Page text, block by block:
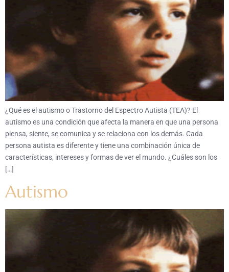
¿Qué es el autismo o Trastorno del Espectro Autista (TEA)? El
autismo es una condición que afecta la manera en que una persona
piensa, siente, se comunica y se relaciona con los demás. Cada
persona autista es diferente y tiene una combinación única de
características, intereses y formas de ver el mundo. ¿Cuáles son los
[…]
Autismo